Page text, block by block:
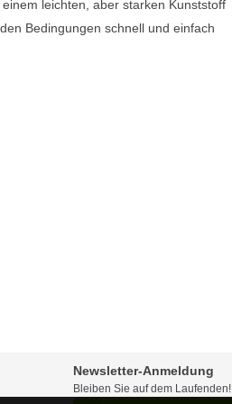
leichten, aber starken Kunststoff
Bedingungen schnell und einfach
Newsletter-Anmeldung
Bleiben Sie auf dem Laufenden!